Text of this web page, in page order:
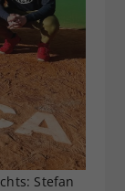
Stefan